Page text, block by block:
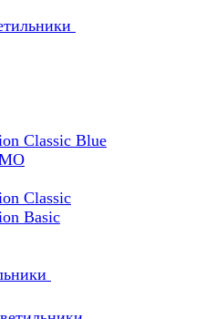
Classic Blue
Classic
Basic